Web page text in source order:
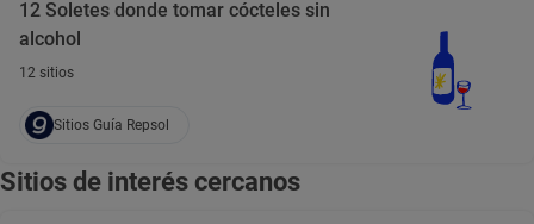
12 Soletes donde tomar cócteles sin
alcohol
12 sitios
Sitios Guía Repsol
Sitios de interés cercanos